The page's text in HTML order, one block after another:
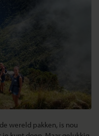
wereld pakken, is nou